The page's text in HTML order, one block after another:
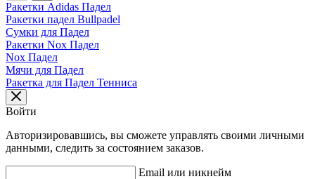
Ракетки Adidas Падел
Ракетки падел Bullpadel
Сумки для Падел
Ракетки Nox Падел
Nox Падел
Мячи для Падел
Ракетка для Падел Тенниса
Войти
Авторизировавшись, вы сможете управлять своими личными
данными, следить за состоянием заказов.
Email или никнейм